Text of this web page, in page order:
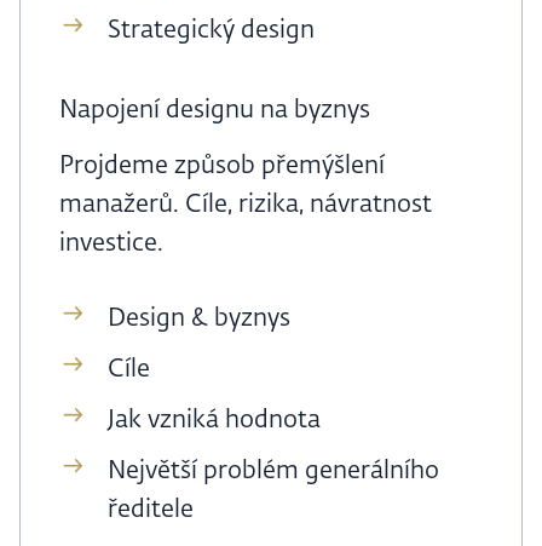
Strategický design
Napojení designu na byznys
Projdeme způsob přemýšlení
manažerů. Cíle, rizika, návratnost
investice.
Design & byznys
Cíle
Jak vzniká hodnota
Největší problém generálního
ředitele